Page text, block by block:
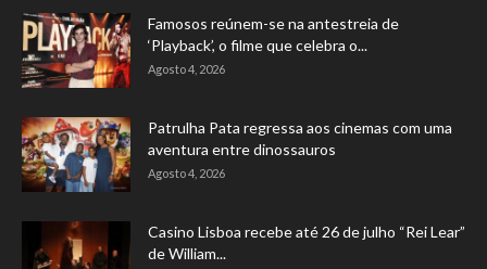
Famosos reúnem-se na antestreia de
‘Playback’, o filme que celebra o...
Agosto 4, 2026
Patrulha Pata regressa aos cinemas com uma
aventura entre dinossauros
Agosto 4, 2026
Casino Lisboa recebe até 26 de julho “Rei Lear”
de William...